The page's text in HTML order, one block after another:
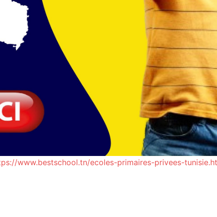
www.bestschool.tn/ecoles-primaires-privees-